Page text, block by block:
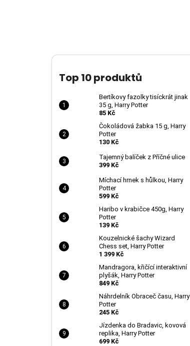
Top 10 produktů
Bertíkovy fazolky tisíckrát jinak
35 g, Harry Potter
85 Kč
Čokoládová žabka 15 g, Harry
Potter
130 Kč
Tajemný balíček z Příčné ulice
399 Kč
Míchací hrnek s hůlkou, Harry
Potter
599 Kč
Haribo v krabičce 450g, Harry
Potter
139 Kč
Kouzelnické šachy Wizard
Chess set, Harry Potter
1 399 Kč
Mandragora, křičící interaktivní
plyšák, Harry Potter
849 Kč
Náhrdelník Obraceč času, Harry
Potter
245 Kč
Jízdenka do Bradavic, kovová
replika, Harry Potter
699 Kč